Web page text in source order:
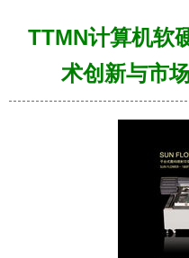
TTMN计算机软
术创新与市